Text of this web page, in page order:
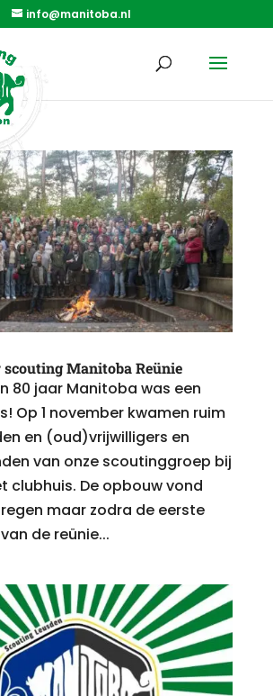
info@manitoba.nl
scouting Manitoba Reünie
80 jaar Manitoba was een
Op 1 november kwamen ruim
en (oud)vrijwilligers en
van onze scoutinggroep bij
clubhuis. De opbouw vond
maar zodra de eerste
de reünie...